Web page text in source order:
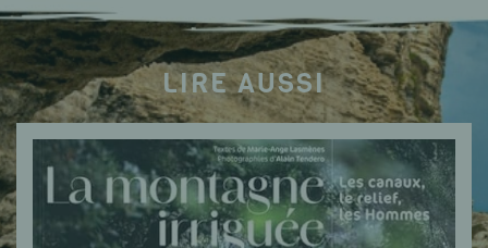
LIRE AUSSI